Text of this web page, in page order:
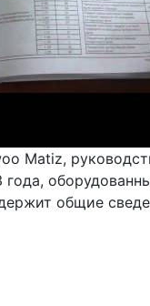
Matiz,
общие